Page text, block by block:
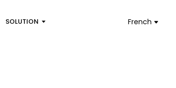
SOLUTION French